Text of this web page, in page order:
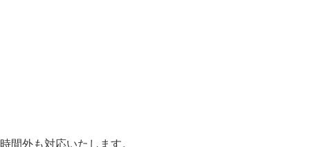
間外も対応いたします。